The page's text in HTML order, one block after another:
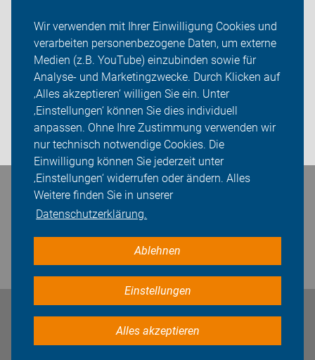
Wir verwenden mit Ihrer Einwilligung Cookies und
verarbeiten personenbezogene Daten, um externe
Medien (z.B. YouTube) einzubinden sowie für
Analyse- und Marketingzwecke. Durch Klicken auf
‚Alles akzeptieren‘ willigen Sie ein. Unter
‚Einstellungen‘ können Sie dies individuell
anpassen. Ohne Ihre Zustimmung verwenden wir
nur technisch notwendige Cookies. Die
Einwilligung können Sie jederzeit unter
‚Einstellungen‘ widerrufen oder ändern. Alles
Weitere finden Sie in unserer
Datenschutzerklärung.
Ablehnen
Einstellungen
Alles akzeptieren
Über uns
Mitgliedschaft
Fachwissen
Presse
Login
Bleiben Sie in Kontakt